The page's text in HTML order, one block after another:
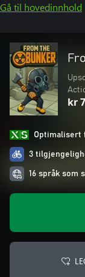
Gå til hovedinnhold
kr
Optimalisert
3
16 språk som